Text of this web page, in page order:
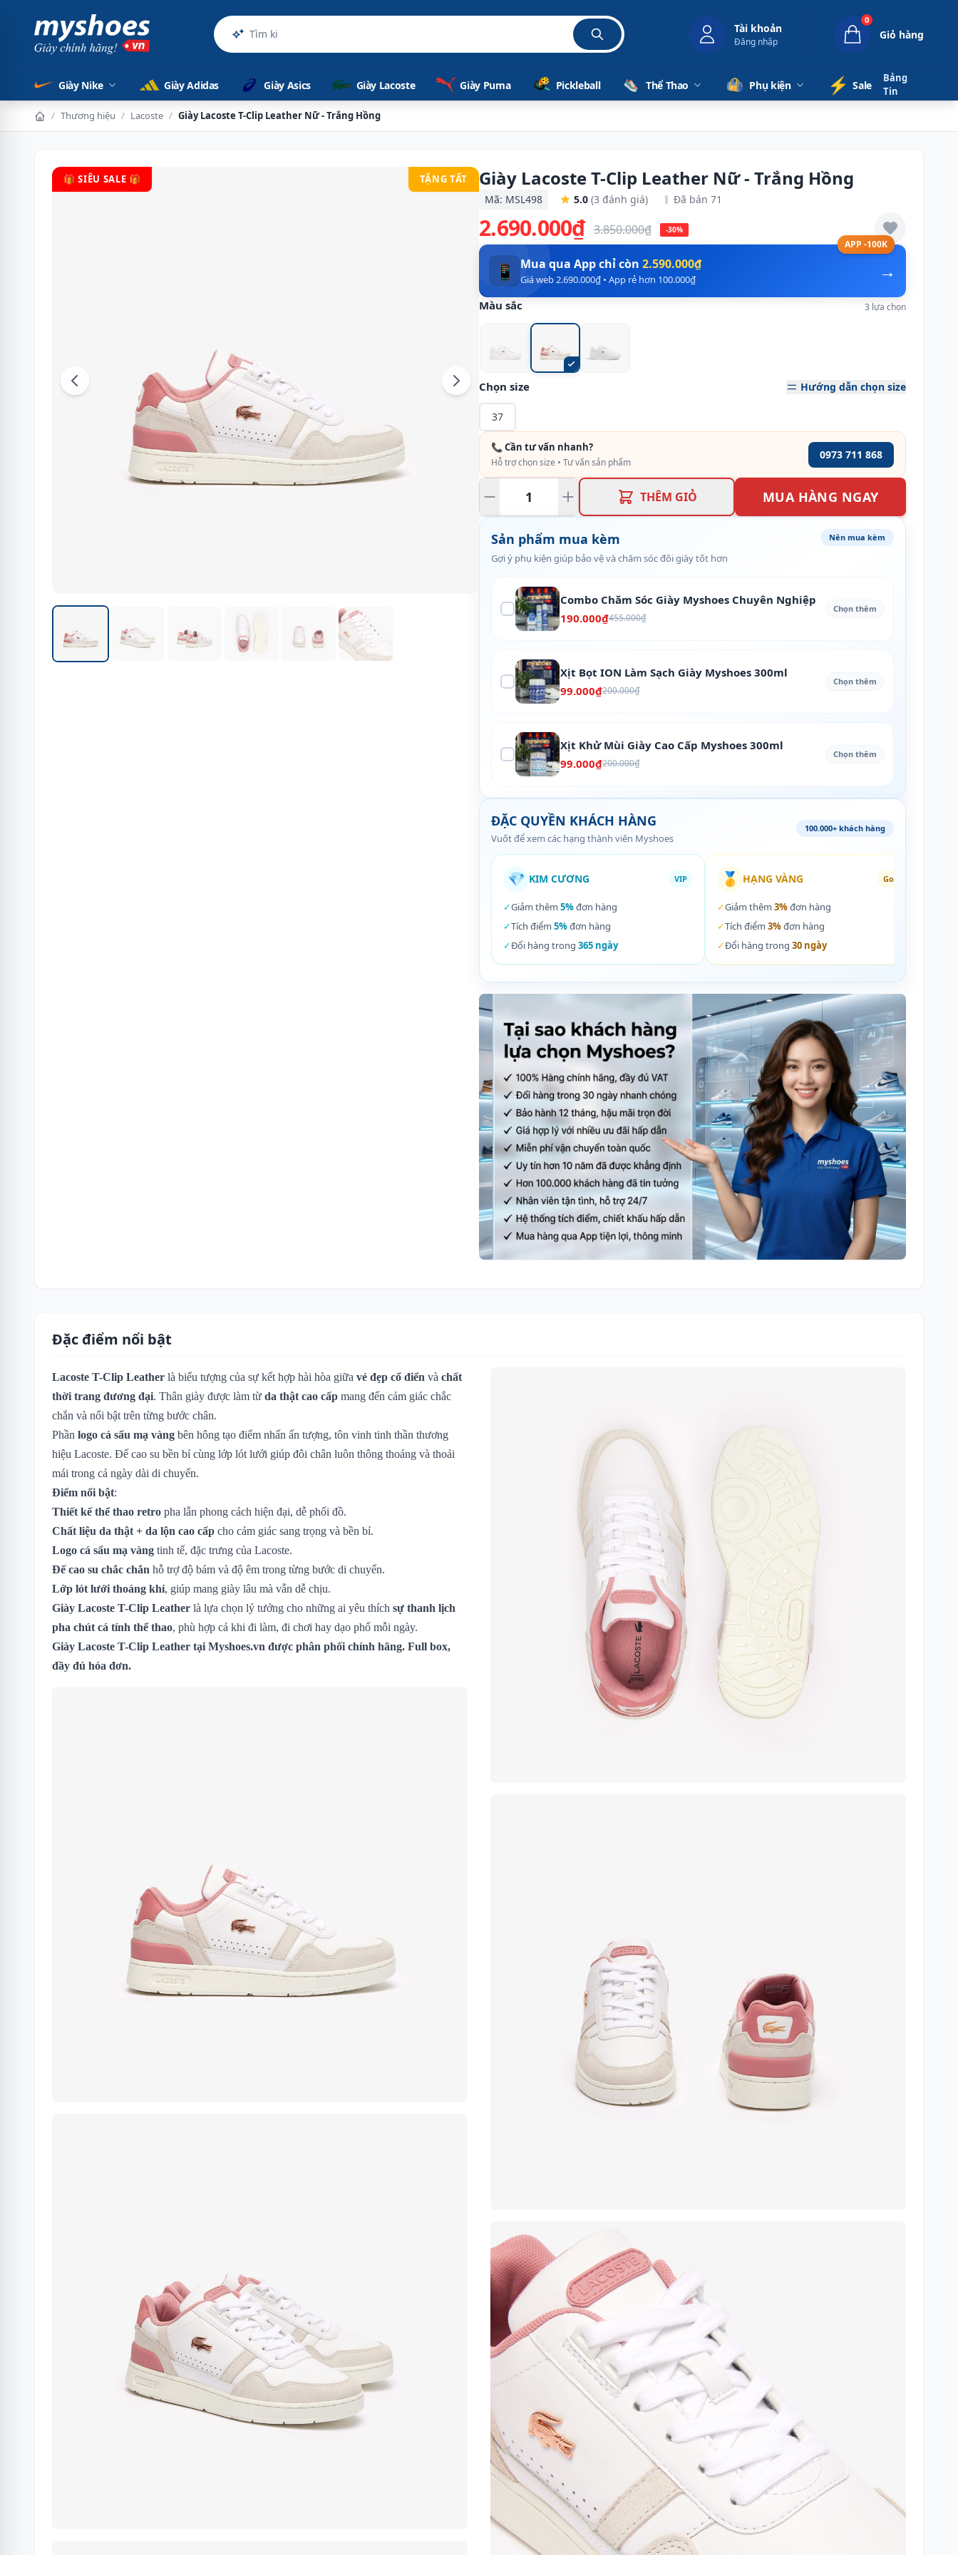
Sản phẩm Tài khoản
Đăng nhập
0
Giỏ hàng
Giày Nike Giày Adidas Giày Asics Giày Lacoste Giày Puma Pickleball Thể Thao Phụ kiện ⚡️ Sale
Bảng
Tin
/ Thương hiệu / Lacoste / Giày Lacoste T-Clip Leather Nữ - Trắng Hồng
🎁 SIÊU SALE 🎁 TẶNG TẤT Giày Lacoste T-Clip Leather Nữ - Trắng Hồng
Mã: MSL498 5.0 (3 đánh giá) Đã bán 71
2.690.000₫ 3.850.000₫ -30%
APP -100K
→
📱 Mua qua App chỉ còn 2.590.000₫
Giá web 2.690.000₫ • App rẻ hơn 100.000₫
Màu sắc 3 lựa chọn
Chọn size Hướng dẫn chọn size
37
📞 Cần tư vấn nhanh?
Hỗ trợ chọn size • Tư vấn sản phẩm
0973 711 868
THÊM GIỎ MUA HÀNG NGAY
Sản phẩm mua kèm
Gợi ý phụ kiện giúp bảo vệ và chăm sóc đôi giày tốt hơn
Nên mua kèm
Combo Chăm Sóc Giày Myshoes Chuyên Nghiệp
190.000₫455.000₫
Chọn thêm
Xịt Bọt ION Làm Sạch Giày Myshoes 300ml
99.000₫200.000₫
Chọn thêm
Xịt Khử Mùi Giày Cao Cấp Myshoes 300ml
99.000₫200.000₫
Chọn thêm
ĐẶC QUYỀN KHÁCH HÀNG
Vuốt để xem các hạng thành viên Myshoes
100.000+ khách hàng
💎 KIM CƯƠNG VIP
✓Giảm thêm 5%đơn hàng
✓Tích điểm 5%đơn hàng
✓Đổi hàng trong 365 ngày
🥇 HẠNG VÀNG Gold
✓Giảm thêm 3%đơn hàng
✓Tích điểm 3%đơn hàng
✓Đổi hàng trong 30 ngày
Đặc điểm nổi bật
Lacoste T-Clip Leather là biểu tượng của sự kết hợp hài hòa giữa vẻ đẹp cổ điển và chất
thời trang đương đại. Thân giày được làm từ da thật cao cấp mang đến cảm giác chắc
chắn và nổi bật trên từng bước chân.
Phần logo cá sấu mạ vàng bên hông tạo điểm nhấn ấn tượng, tôn vinh tinh thần thương
hiệu Lacoste. Đế cao su bền bỉ cùng lớp lót lưới giúp đôi chân luôn thông thoáng và thoải
mái trong cả ngày dài di chuyển.
Điểm nổi bật:
Thiết kế thể thao retro pha lẫn phong cách hiện đại, dễ phối đồ.
Chất liệu da thật + da lộn cao cấp cho cảm giác sang trọng và bền bỉ.
Logo cá sấu mạ vàng tinh tế, đặc trưng của Lacoste.
Đế cao su chắc chắn hỗ trợ độ bám và độ êm trong từng bước di chuyển.
Lớp lót lưới thoáng khí, giúp mang giày lâu mà vẫn dễ chịu.
Giày Lacoste T-Clip Leather là lựa chọn lý tưởng cho những ai yêu thích sự thanh lịch
pha chút cá tính thể thao, phù hợp cả khi đi làm, đi chơi hay dạo phố mỗi ngày.
Giày Lacoste T-Clip Leather tại Myshoes.vn được phân phối chính hãng. Full box,
đầy đủ hóa đơn.